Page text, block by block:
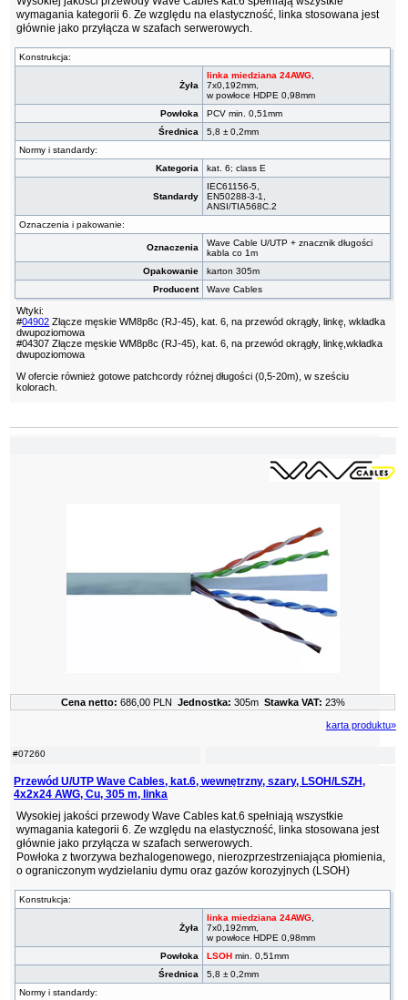
wymagania kategorii 6. Ze względu na elastyczność, linka stosowana jest
głównie jako przyłącza w szafach serwerowych.
Konstrukcja:
Żyła
linka miedziana 24AWG,
7x0,192mm,
w powłoce HDPE 0,98mm
Powłoka
PCV min. 0,51mm
Średnica
5,8 ± 0,2mm
Normy i standardy:
Kategoria
kat. 6; class E
Standardy
IEC61156-5,
EN50288-3-1,
ANSI/TIA568C.2
Oznaczenia i pakowanie:
Oznaczenia
Wave Cable U/UTP + znacznik długości
kabla co 1m
Opakowanie
karton 305m
Producent
Wave Cables
Wtyki:
#04902 Złącze męskie WM8p8c (RJ-45), kat. 6, na przewód okrągły, linkę, wkładka
dwupoziomowa
#04307 Złącze męskie WM8p8c (RJ-45), kat. 6, na przewód okrągły, linkę,wkładka
dwupoziomowa
W ofercie również gotowe patchcordy różnej długości (0,5-20m), w sześciu
kolorach.
#07260
Przewód U/UTP Wave Cables, kat.6, wewnętrzny, szary, LSOH/LSZH,
4x2x24 AWG, Cu, 305 m, linka
Wysokiej jakości przewody Wave Cables kat.6 spełniają wszystkie
wymagania kategorii 6. Ze względu na elastyczność, linka stosowana jest
głównie jako przyłącza w szafach serwerowych.
Powłoka z tworzywa bezhalogenowego, nierozprzestrzeniająca płomienia,
o ograniczonym wydzielaniu dymu oraz gazów korozyjnych (LSOH)
Konstrukcja:
Żyła
linka miedziana 24AWG
7x0,192mm,
w powłoce HDPE 0,98mm
Powłoka
LSOH min. 0,51mm
Średnica
5,8 ± 0,2mm
Normy i standardy:
Cena netto: 686,00 PLN Jednostka: 305m Stawka VAT: 23%
karta produktu»